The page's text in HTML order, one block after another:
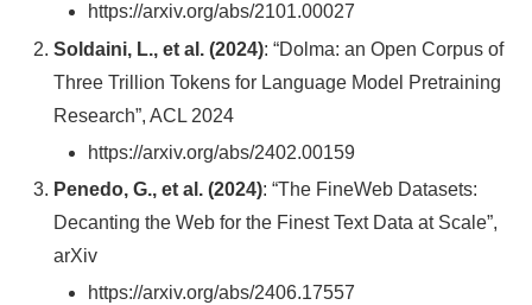
https://arxiv.org/abs/2101.00027
Soldaini, L., et al. (2024): “Dolma: an Open Corpus of
Three Trillion Tokens for Language Model Pretraining
Research”, ACL 2024
https://arxiv.org/abs/2402.00159
Penedo, G., et al. (2024): “The FineWeb Datasets:
Decanting the Web for the Finest Text Data at Scale”,
arXiv
https://arxiv.org/abs/2406.17557